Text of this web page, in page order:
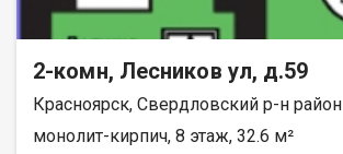
2-комн, Лесников ул, д.59
Красноярск, Свердловский р-н район
монолит-кирпич, 8 этаж, 32.6 м²